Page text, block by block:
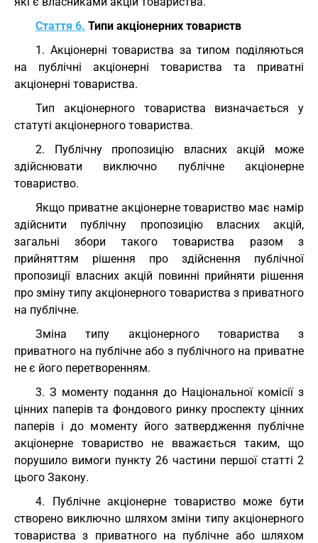
Стаття 6. Типи акціонерних товариств
1. Акціонерні товариства за типом поділяються
на публічні акціонерні товариства та приватні
акціонерні товариства.
Тип акціонерного товариства визначається у
статуті акціонерного товариства.
2. Публічну пропозицію власних акцій може
здійснювати виключно публічне акціонерне
товариство.
Якщо приватне акціонерне товариство має намір
здійснити публічну пропозицію власних акцій,
загальні збори такого товариства разом з
прийняттям рішення про здійснення публічної
пропозиції власних акцій повинні прийняти рішення
про зміну типу акціонерного товариства з приватного
на публічне.
Зміна типу акціонерного товариства з
приватного на публічне або з публічного на приватне
не є його перетворенням.
3. З моменту подання до Національної комісії з
цінних паперів та фондового ринку проспекту цінних
паперів і до моменту його затвердження публічне
акціонерне товариство не вважається таким, що
порушило вимоги пункту 26 частини першої статті 2
цього Закону.
4. Публічне акціонерне товариство може бути
створено виключно шляхом зміни типу акціонерного
товариства з приватного на публічне або шляхом